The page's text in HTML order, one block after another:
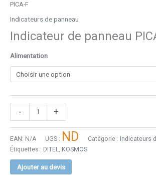
PICA-F
Indicateurs de panneau
Indicateur de panneau
Alimentation
- +
EAN: N/A UGS : ND Catégorie : Indicateurs
Étiquettes : DITEL KOSMOS
Ajouter au devis